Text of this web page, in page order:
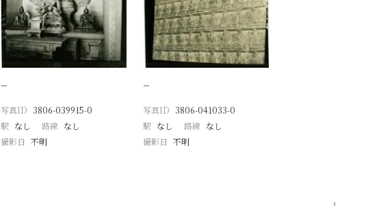
−
写真ID 3806-039915-0
駅 なし 路線 なし
撮影日 不明
−
写真ID 3806-041033-0
駅 なし 路線 なし
撮影日 不明